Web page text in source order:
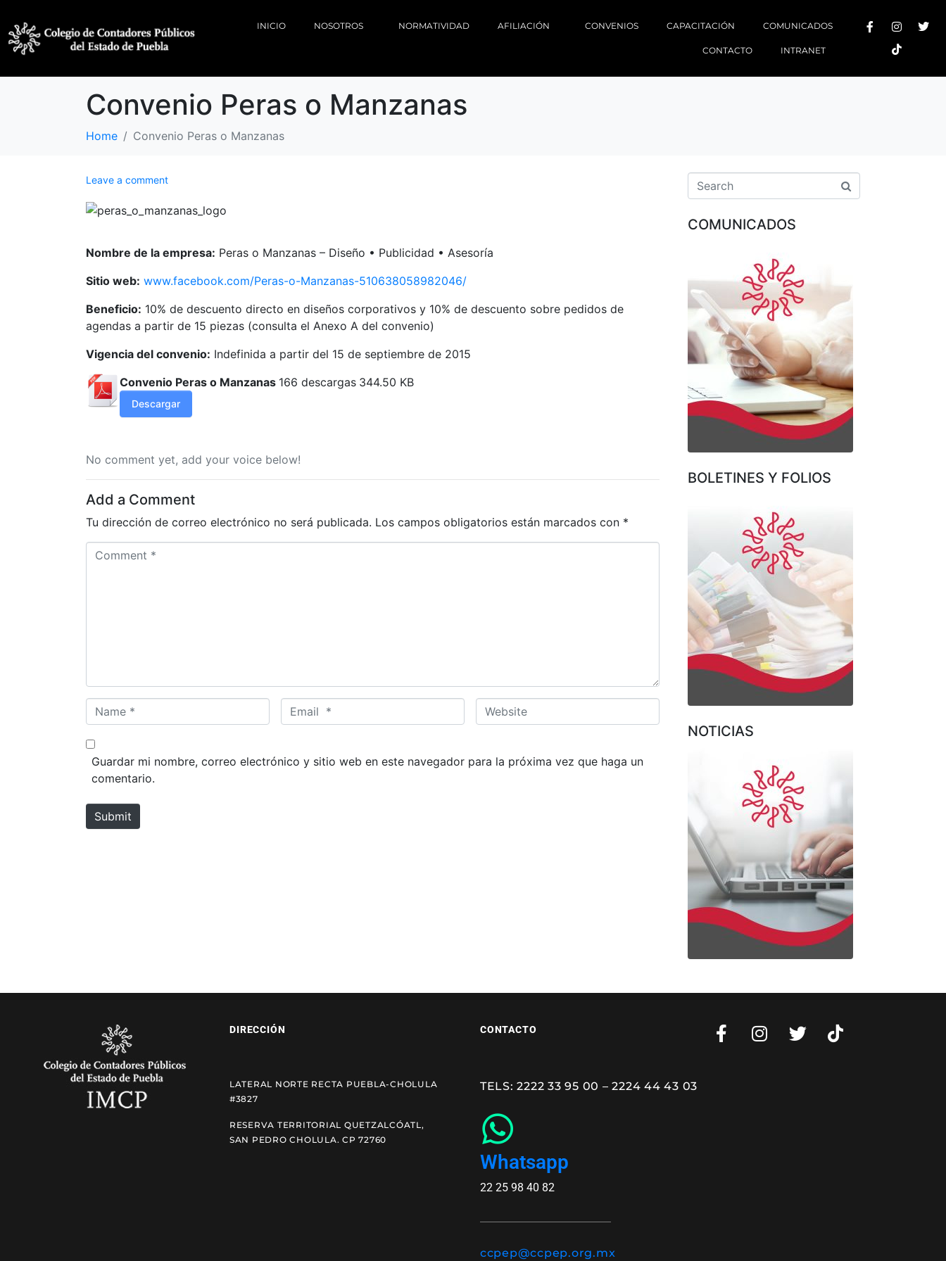
INICIO NOSOTROS NORMATIVIDAD AFILIACIÓN CONVENIOS CAPACITACIÓN COMUNICADOS
CONTACTO INTRANET
Convenio Peras o Manzanas
Home Convenio Peras o Manzanas
Leave a comment
Nombre de la empresa: Peras o Manzanas – Diseño • Publicidad • Asesoría
Sitio web: www.facebook.com/Peras-o-Manzanas-510638058982046/
Beneficio: 10% de descuento directo en diseños corporativos y 10% de descuento sobre pedidos de
agendas a partir de 15 piezas (consulta el Anexo A del convenio)
Vigencia del convenio: Indefinida a partir del 15 de septiembre de 2015
Convenio Peras o Manzanas 166 descargas 344.50 KB
Descargar
No comment yet, add your voice below!
Add a Comment
Tu dirección de correo electrónico no será publicada. Los campos obligatorios están marcados con *
a
m
m
i
W
e
s
Guardar mi nombre, correo electrónico y sitio web en este navegador para la próxima vez que haga un
comentario.
Submit
COMUNICADOS
BOLETINES Y FOLIOS
NOTICIAS
DIRECCIÓN
LATERAL NORTE RECTA PUEBLA-CHOLULA
#3827
RESERVA TERRITORIAL QUETZALCÓATL,
SAN PEDRO CHOLULA. CP 72760
CONTACTO
TELS: 2222 33 95 00 – 2224 44 43 03
Whatsapp
22 25 98 40 82
ccpep@ccpep.org.mx